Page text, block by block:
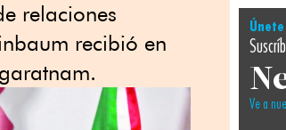
relaciones
recibió en
Ve a